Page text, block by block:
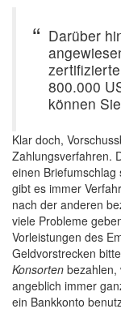
Darüber
800.000
können
Klar doch,
Zahlungsverfahren.
einen
gibt es immer
nach der anderen
viele Probleme
Vorleistungen des
Geldvorstrecken
Konsorten bezahlen,
angeblich immer
ein Bankkonto